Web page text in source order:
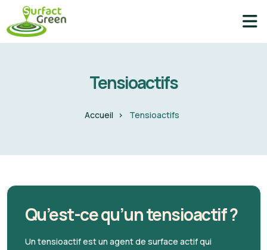
Tensioactifs
Accueil Tensioactifs
Qu’est-ce qu’un tensioactif ?
Un tensioactif est un agent de surface actif qui